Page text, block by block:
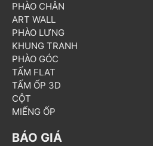
PHÀO CHÂN
ART WALL
PHÀO LƯNG
KHUNG TRANH
PHÀO GÓC
TẤM FLAT
TẤM ỐP 3D
CỘT
MIẾNG ỐP
BÁO GIÁ